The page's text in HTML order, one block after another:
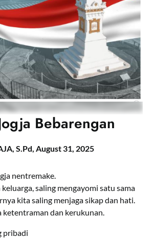
Bebarengan
S.Pd, August 31, 2025
nentremake.
saling mengayomi satu sama
kita saling menjaga sikap dan hati.
dan kerukunan.
pribadi